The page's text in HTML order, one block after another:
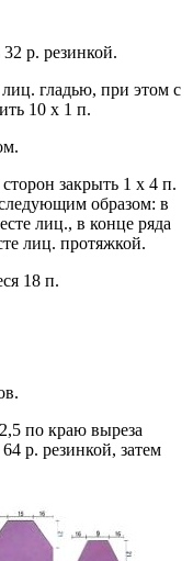
р. резинкой.
гладью, при этом с
10 х 1 п.
закрыть 1 х 4 п.
образом: в
лиц., в конце ряда
лиц. протяжкой.
18 п.
по краю выреза
р. резинкой, затем